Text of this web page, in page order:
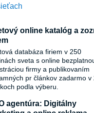
online katalóg a
databáza firiem v 250
sveta s online
firmy a publikovaním
pr článkov zadarmo v
podla výberu.
agentúra: Digitálny